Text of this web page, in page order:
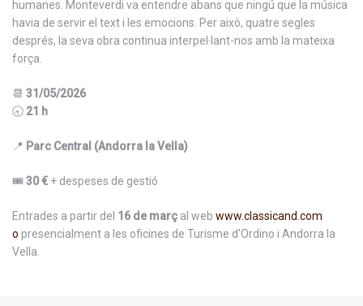
humanes. Monteverdi va entendre abans que ningú que la música
havia de servir el text i les emocions. Per això, quatre segles
després, la seva obra continua interpel·lant-nos amb la mateixa
força.
📆 31/05/2026
🕣 21 h
📍 Parc Central (Andorra la Vella)
🎟️30 € + despeses de gestió
Entrades a partir del 16 de març al web www.classicand.com
o presencialment a les oficines de Turisme d'Ordino i Andorra la
Vella.